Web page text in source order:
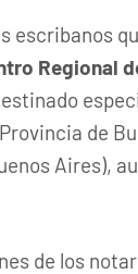
escribanos
Regional
de
Aires),
de los